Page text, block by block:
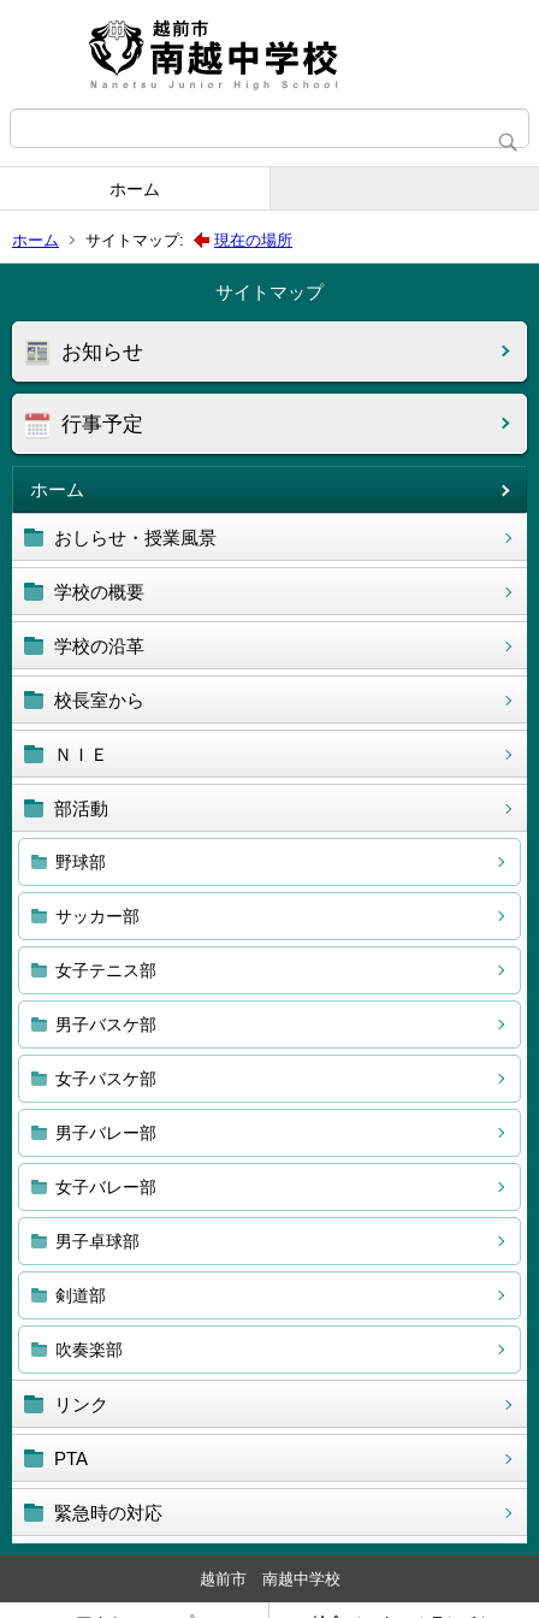
ホーム
ホーム サイトマップ: 現在の場所
サイトマップ
お知らせ
行事予定
ホーム
おしらせ・授業風景
学校の概要
学校の沿革
校長室から
ＮＩＥ
部活動
野球部
サッカー部
女子テニス部
男子バスケ部
女子バスケ部
男子バレー部
女子バレー部
男子卓球部
剣道部
吹奏楽部
リンク
PTA
緊急時の対応
越前市 南越中学校